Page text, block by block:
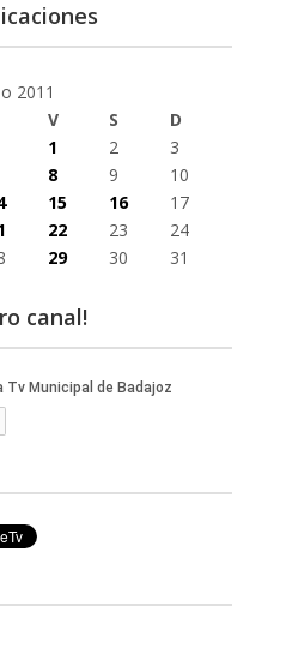
2011
V S
D
1
2
3
8 9
10
15 16
17
22 23
24
29 30
31
canal!